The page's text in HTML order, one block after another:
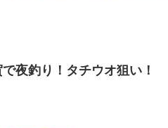
夜釣り！タチウオ狙い！